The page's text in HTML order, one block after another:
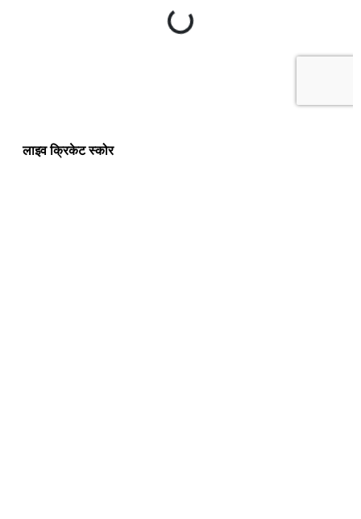
लाइव क्रिकेट स्कोर